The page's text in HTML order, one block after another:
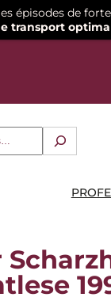
épisodes de
transport